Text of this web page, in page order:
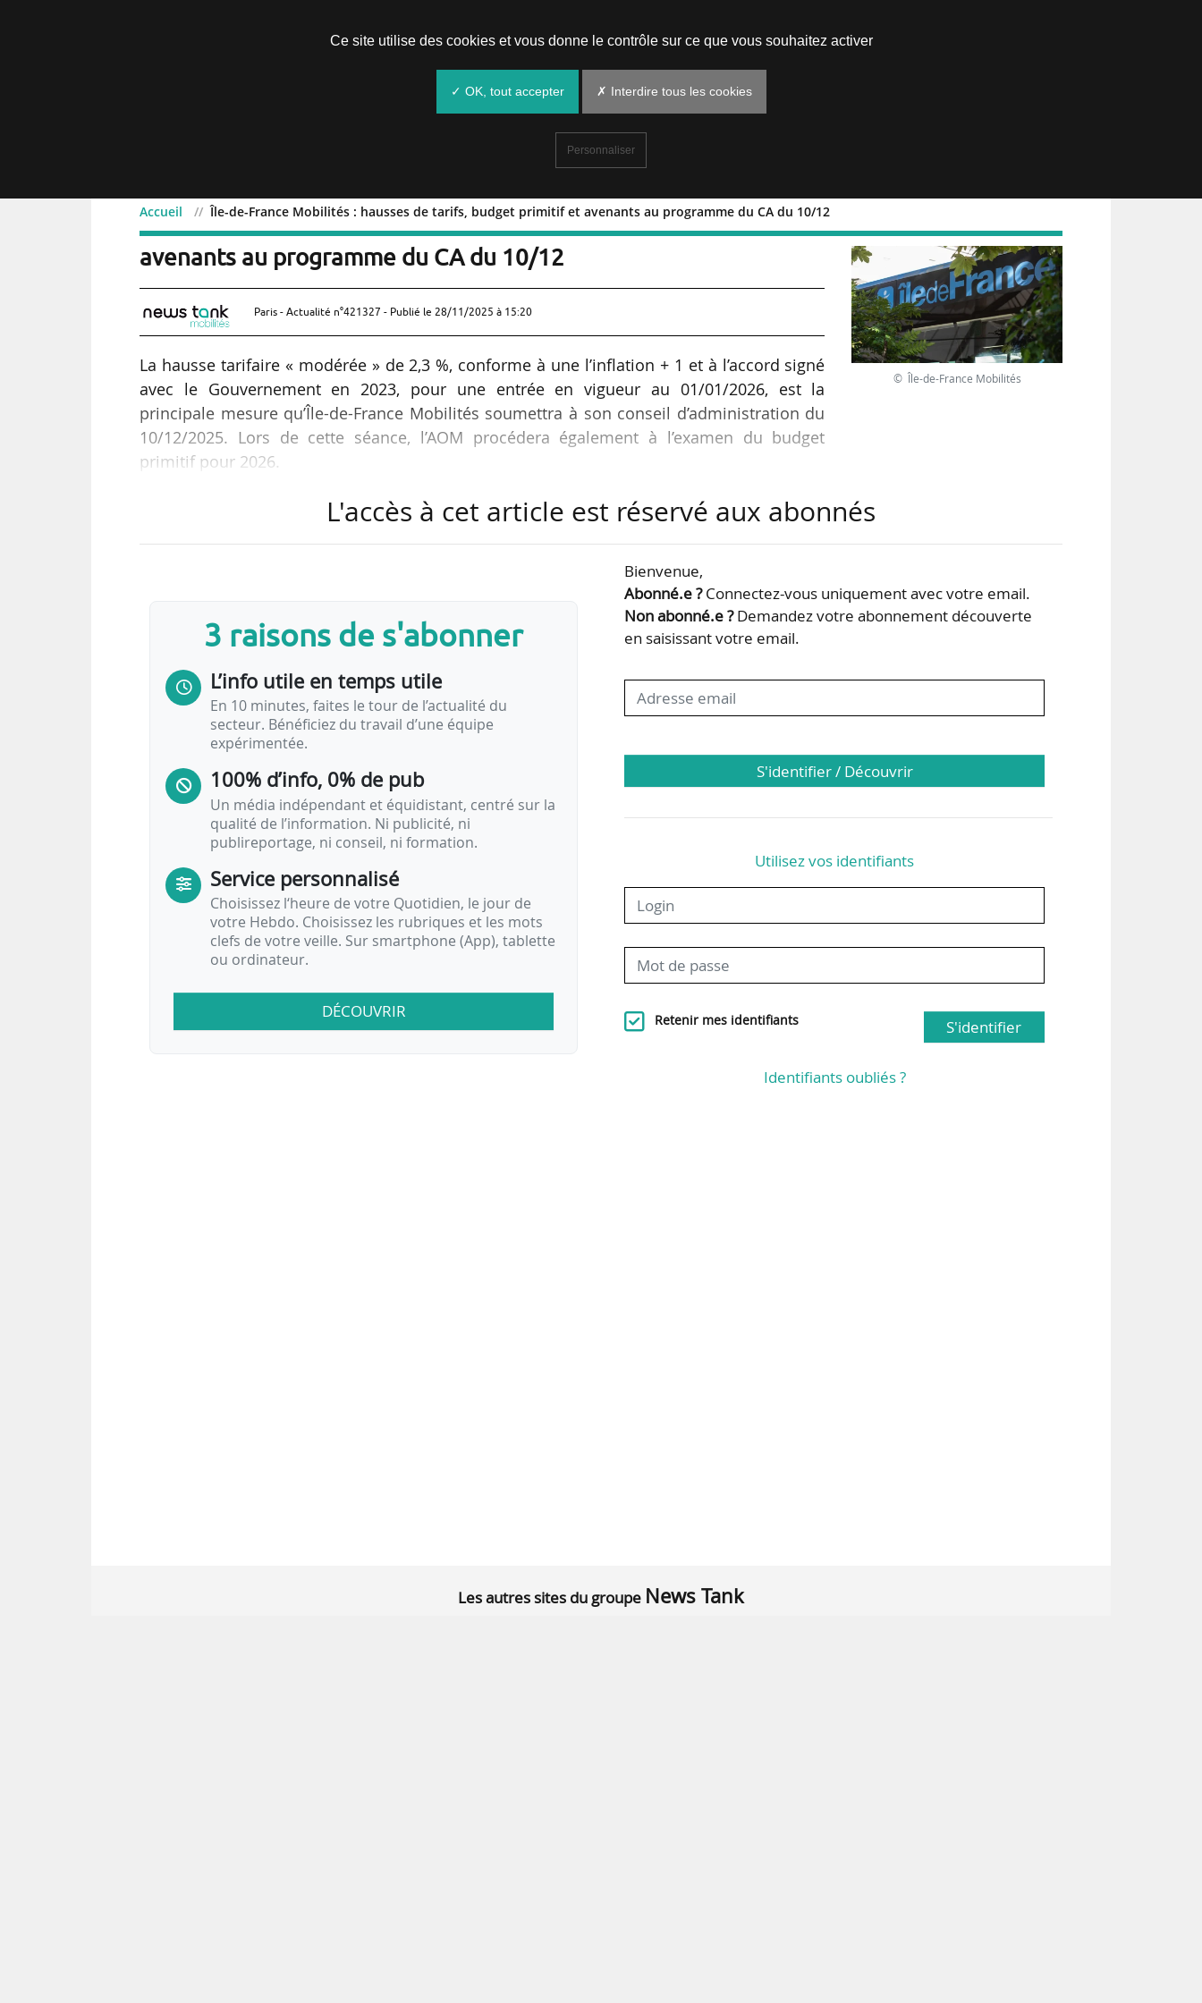
Accueil Île-de-France Mobilités : hausses de tarifs, budget primitif et avenants au programme du CA du 10/12
Île-de-France Mobilités : hausses de tarifs, budget primitif et
avenants au programme du CA du 10/12
Paris - Actualité n°421327 - Publié le 28/11/2025 à 15:20
La hausse tarifaire « modérée » de 2,3 %, conforme à une l’inflation + 1 et à l’accord signé
avec le Gouvernement en 2023, pour une entrée en vigueur au 01/01/2026, est la
principale mesure qu’Île-de-France Mobilités soumettra à son conseil d’administration du
10/12/2025. Lors de cette séance, l’AOM procédera également à l’examen du budget
primitif pour 2026.
Plusieurs avenants et contrats seront également proposés au vote :
seront soumis : l’avenant n° 2 au contrat 2025-2029, l’avenant n° 1 au contrat bus 2025-
2026 et l’avenant n° 1 à la convention pluriannuelle de Sûreté 2025-2027 et la convention
des prestations de Sûreté « A la demande » 2025-2027. À cela s’ajoute un avenant à la
© Île-de-France Mobilités
L'accès à cet article est réservé aux abonnés
3 raisons de s'abonner
L’info utile en temps utile
En 10 minutes, faites le tour de l’actualité du
secteur. Bénéficiez du travail d’une équipe
expérimentée.
100% d’info, 0% de pub
Un média indépendant et équidistant, centré sur la
qualité de l’information. Ni publicité, ni
publireportage, ni conseil, ni formation.
Service personnalisé
Choisissez l‘heure de votre Quotidien, le jour de
votre Hebdo. Choisissez les rubriques et les mots
clefs de votre veille. Sur smartphone (App), tablette
ou ordinateur.
DÉCOUVRIR
Bienvenue,
Abonné.e ?Connectez-vous uniquement avec votre email.
Non abonné.e ?Demandez votre abonnement découverte
en saisissant votre email.
S'identifier / Découvrir
Utilisez vos identifiants
Retenir mes identifiants S'identifier
Identifiants oubliés ?
Les autres sites du groupe News Tank
Ce site utilise des cookies et vous donne le contrôle sur ce que vous souhaitez activer
✓ OK, tout accepter ✗ Interdire tous les cookies
Personnaliser